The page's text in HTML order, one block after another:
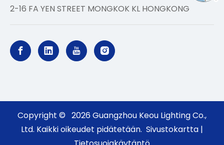
2-16 FA YEN STREET MONGKOK KL HONGKONG
Copyright © 2026Guangzhou Keou Lighting Co.,
Ltd. Kaikki oikeudet pidätetään. Sivustokartta |